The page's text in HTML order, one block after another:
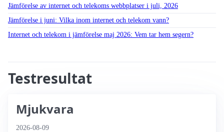
Jämförelse av internet och telekoms webbplatser i juli, 2026
Jämförelse i juni: Vilka inom internet och telekom vann?
Internet och telekom i jämförelse maj 2026: Vem tar hem segern?
Testresultat
Mjukvara
2026-08-09